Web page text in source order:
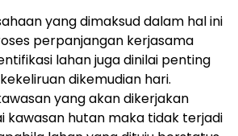
yang dimaksud dalam hal ini
perpanjangan kerjasama
lahan juga dinilai penting
dikemudian hari.
yang akan dikerjakan
kawasan hutan maka tidak terjadi